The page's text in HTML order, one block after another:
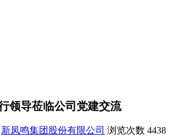
领导莅临公司党建交流
新凤鸣集团股份有限公司 浏览次数 4438